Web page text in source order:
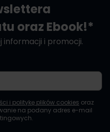
oraz Ebook!*
informacji i promocji.
i politykę plików cookies oraz
na podany adres e-mail